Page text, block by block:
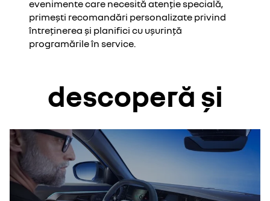
evenimente care necesită atenție specială,
primești recomandări personalizate privind
întreținerea și planifici cu ușurință
programările în service.
descoperă și